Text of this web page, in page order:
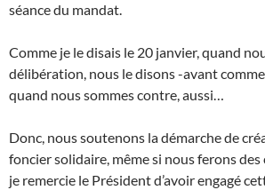
séance du mandat.
Comme je le disais le 20 janvier, quand
délibération, nous le disons -avant
quand nous sommes contre, aussi…
Donc, nous soutenons la démarche de
foncier solidaire, même si nous ferons
je remercie le Président d’avoir engagé